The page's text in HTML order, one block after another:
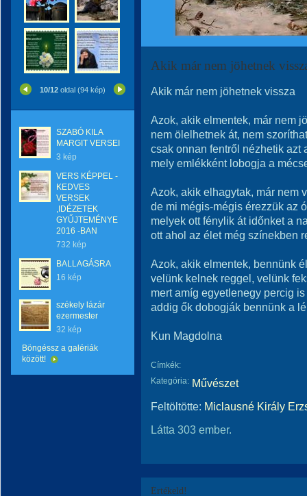
10/12 oldal (94 kép)
SZABÓ KILA
MARGIT VERSEI
3 kép
VERS KÉPPEL -
KEDVES
VERSEK
,IDÉZETEK
GYŰJTEMÉNYE
2016 -BAN
732 kép
BALLAGÁSRA
16 kép
székely lázár
ezermester
32 kép
Böngéssz a galériák
között!
Akik már nem jöhetnek
Akik már nem jöhetnek vissza
Azok, akik elmentek, már nem
nem ölelhetnek át, nem
csak onnan fentről nézhetik azt
mely emlékként lobogja a
Azok, akik elhagytak, már nem
de mi mégis-mégis érezzük az
melyek ott fénylik át időnket a
ott ahol az élet még színekben
Azok, akik elmentek, bennünk
velünk kelnek reggel, velünk
mert amíg egyetlenegy percig
addig ők dobogják bennünk a
Kun Magdolna
Címkék:
Kategória: Művészet
Feltöltötte: Miclausné Király
Látta 303 ember.
Értékeld!